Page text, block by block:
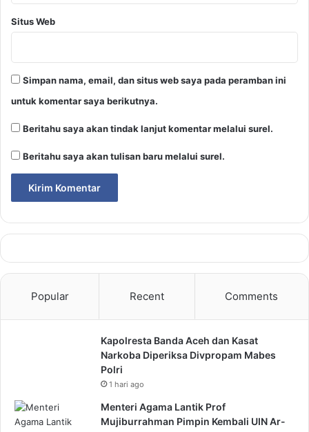
Situs Web
Simpan nama, email, dan situs web saya pada peramban ini
untuk komentar saya berikutnya.
Beritahu saya akan tindak lanjut komentar melalui surel.
Beritahu saya akan tulisan baru melalui surel.
Popular Recent Comments
Kapolresta Banda Aceh dan Kasat
Narkoba Diperiksa Divpropam Mabes
Polri
1 hari ago
Menteri Agama Lantik Prof
Mujiburrahman Pimpin Kembali UIN Ar-